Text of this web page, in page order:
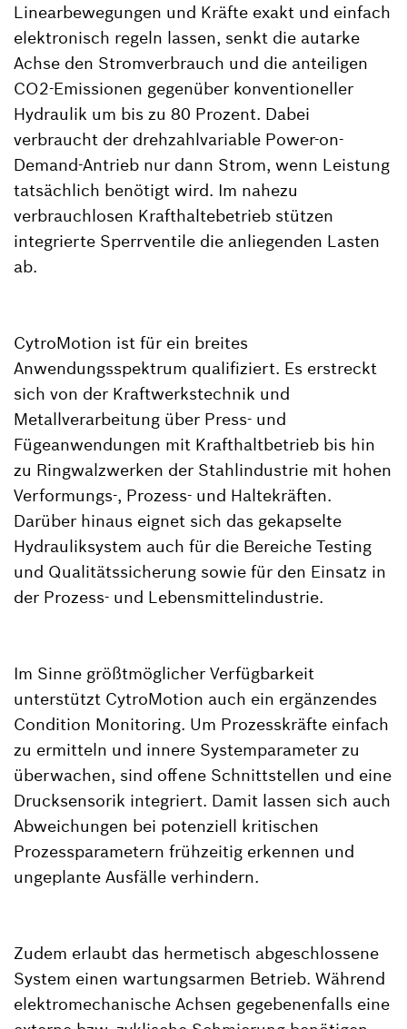
Linearbewegungen und Kräfte exakt und einfach
elektronisch regeln lassen, senkt die autarke
Achse den Stromverbrauch und die anteiligen
CO2-Emissionen gegenüber konventioneller
Hydraulik um bis zu 80 Prozent. Dabei
verbraucht der drehzahlvariable Power-on-
Demand-Antrieb nur dann Strom, wenn Leistung
tatsächlich benötigt wird. Im nahezu
verbrauchlosen Krafthaltebetrieb stützen
integrierte Sperrventile die anliegenden Lasten
ab.
CytroMotion ist für ein breites
Anwendungsspektrum qualifiziert. Es erstreckt
sich von der Kraftwerkstechnik und
Metallverarbeitung über Press- und
Fügeanwendungen mit Krafthaltbetrieb bis hin
zu Ringwalzwerken der Stahlindustrie mit hohen
Verformungs-, Prozess- und Haltekräften.
Darüber hinaus eignet sich das gekapselte
Hydrauliksystem auch für die Bereiche Testing
und Qualitätssicherung sowie für den Einsatz in
der Prozess- und Lebensmittelindustrie.
Im Sinne größtmöglicher Verfügbarkeit
unterstützt CytroMotion auch ein ergänzendes
Condition Monitoring. Um Prozesskräfte einfach
zu ermitteln und innere Systemparameter zu
überwachen, sind offene Schnittstellen und eine
Drucksensorik integriert. Damit lassen sich auch
Abweichungen bei potenziell kritischen
Prozessparametern frühzeitig erkennen und
ungeplante Ausfälle verhindern.
Zudem erlaubt das hermetisch abgeschlossene
System einen wartungsarmen Betrieb. Während
elektromechanische Achsen gegebenenfalls eine